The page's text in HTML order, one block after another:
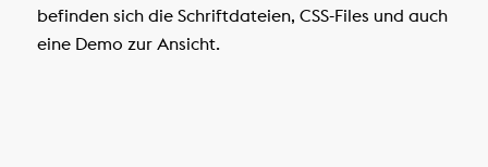
befinden sich die Schriftdateien, CSS-Files und auch
eine Demo zur Ansicht.